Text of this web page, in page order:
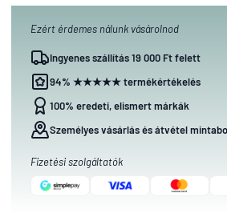
Ezért érdemes nálunk vásárolnod
Ingyenes szállítás 19 000 Ft felett
94% ★★★★★ termékértékelés
100% eredeti, elismert márkák
Személyes vásárlás és átvétel
Fizetési szolgáltatók